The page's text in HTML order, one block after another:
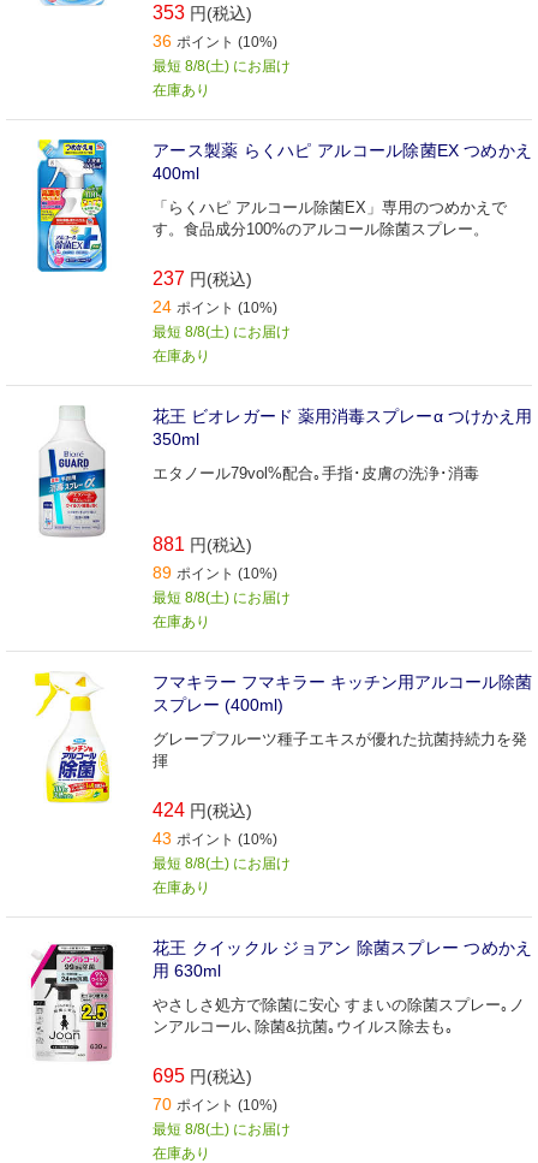
353 円(税込)
36 ポイント (10%)
最短 8/8(土) にお届け
在庫あり
アース製薬 らくハピ アルコール除菌EX つめかえ
400ml
「らくハピ アルコール除菌EX」専用のつめかえで
す。食品成分100%のアルコール除菌スプレー。
237 円(税込)
24 ポイント (10%)
最短 8/8(土) にお届け
在庫あり
花王 ビオレガード 薬用消毒スプレーα つけかえ用
350ml
エタノール79vol%配合｡手指･皮膚の洗浄･消毒
881 円(税込)
89 ポイント (10%)
最短 8/8(土) にお届け
在庫あり
フマキラー フマキラー キッチン用アルコール除菌
スプレー (400ml)
グレープフルーツ種子エキスが優れた抗菌持続力を発
揮
424 円(税込)
43 ポイント (10%)
最短 8/8(土) にお届け
在庫あり
花王 クイックル ジョアン 除菌スプレー つめかえ
用 630ml
やさしさ処方で除菌に安心 すまいの除菌スプレー｡ノ
ンアルコール､除菌&抗菌｡ウイルス除去も｡
695 円(税込)
70 ポイント (10%)
最短 8/8(土) にお届け
在庫あり